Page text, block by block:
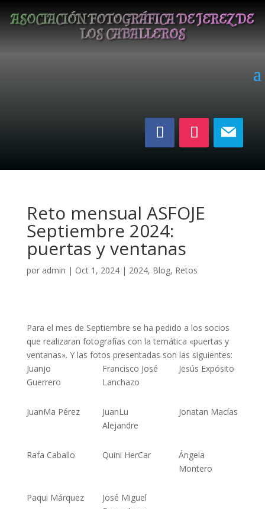
ASOCIACIÓN FOTOGRÁFICA DE JEREZ DE
LOS CABALLEROS
Reto mensual ASFOJE
Septiembre 2024:
puertas y ventanas
por admin | Oct 1, 2024| 2024, Blog, Retos
Para el mes de Septiembre se ha pedido a los socios
que realizaran fotografías con la temática «puertas y
ventanas». Y las fotos presentadas son las siguientes:
Juanjo
Guerrero
Francisco José
Lanchazo
Jesús Expósito
JuanMa Pérez
JuanLu
Alejandre
Jonatan Macías
Rafa Caballo Quini HerCar
Ángela
Montero
Paqui Márquez
José Miguel